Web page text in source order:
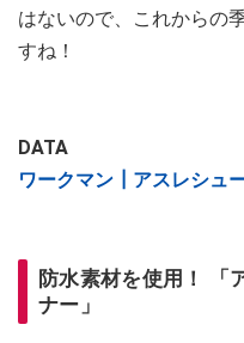
はないので、これからの
すね！
DATA
ワークマン┃アスレシュ
防水素材を使用！ 「
ナー」